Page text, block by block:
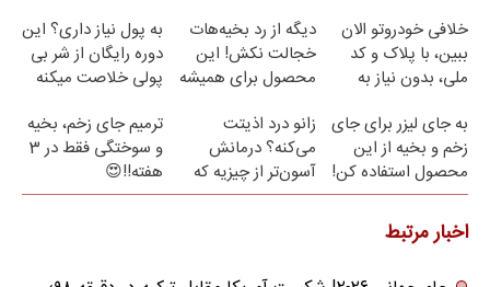
خلافی خودروتو الان
ببین، با پلاک و کد
ملی، بدون نیاز به
دیگه از رد بخیه‌هات
خجالت نکش! این
محصول برای همیشه
به پول نیاز داری؟ این
دوره رایگان از شر بی
پولی خلاصت میکنه
به جای لیزر برای جای
زخم و بخیه از این
محصول استفاده کن!
زانو درد اذیتت
می‌کنه؟ درمانش
آسون‌تر از چیزیه که
فکر
ترمیم جای زخم، بخیه
و سوختگی فقط در 3
هفته!!😍
اخبار مرتبط